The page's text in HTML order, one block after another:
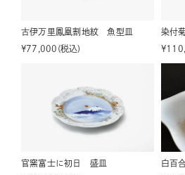
古伊万里鳳凰割地紋 魚型皿
¥77,000 税込
染付
¥
官窯富士に初日 盛皿
白百